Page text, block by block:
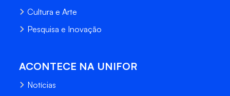
Cultura e Arte
Pesquisa e Inovação
ACONTECE NA UNIFOR
Notícias